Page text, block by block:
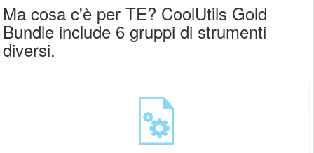
Ma cosa c'è per TE? CoolUtils Gold
Bundle include 6 gruppi di strumenti
diversi.